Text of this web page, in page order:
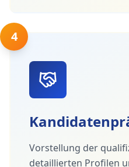
4
Vorstellung der
detaillierten Profilen